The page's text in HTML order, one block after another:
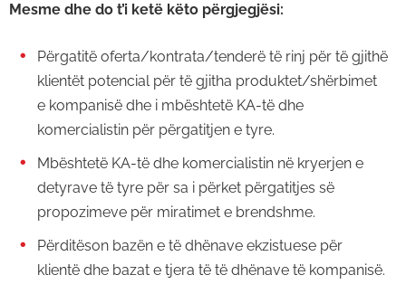
Mesme dhe do t’i ketë këto përgjegjësi:
Përgatitë oferta/kontrata/tenderë të rinj për të gjithë
klientët potencial për të gjitha produktet/shërbimet
e kompanisë dhe i mbështetë KA-të dhe
komercialistin për përgatitjen e tyre.
Mbështetë KA-të dhe komercialistin në kryerjen e
detyrave të tyre për sa i përket përgatitjes së
propozimeve për miratimet e brendshme.
Përditëson bazën e të dhënave ekzistuese për
klientë dhe bazat e tjera të të dhënave të kompanisë.